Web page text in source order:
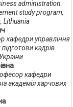
administration
study program,
Lithuania
кафедри управління
кадрів
кафедри
академія харчових